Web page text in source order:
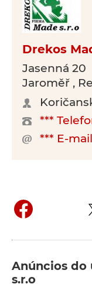
Drekos
Jasenná 20
Jaroměř ,
***
*** E-
Anúncios do
s.r.o